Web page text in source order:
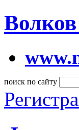
поиск по сайту